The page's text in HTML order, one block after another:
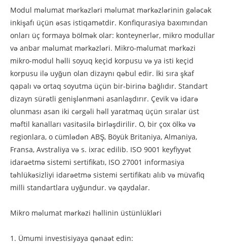
Modul məlumat mərkəzləri məlumat mərkəzlərinin gələcək
inkişafı üçün əsas istiqamətdir. Konfiqurasiya baxımından
onları üç formaya bölmək olar: konteynerlər, mikro modullar
və anbar məlumat mərkəzləri. Mikro-məlumat mərkəzi
mikro-modul həlli soyuq keçid korpusu və ya isti keçid
korpusu ilə uyğun olan dizaynı qəbul edir. İki sıra şkaf
qapalı və ortaq soyutma üçün bir-birinə bağlıdır. Standart
dizayn sürətli genişlənməni asanlaşdırır. Çevik və idarə
olunması asan iki cərgəli həll yaratmaq üçün sıralar üst
məftil kanalları vasitəsilə birləşdirilir. O, bir çox ölkə və
regionlara, o cümlədən ABŞ, Böyük Britaniya, Almaniya,
Fransa, Avstraliya və s. ixrac edilib. ISO 9001 keyfiyyət
idarəetmə sistemi sertifikatı, ISO 27001 informasiya
təhlükəsizliyi idarəetmə sistemi sertifikatı alıb və müvafiq
milli standartlara uyğundur. və qaydalar.
Mikro məlumat mərkəzi həllinin üstünlükləri
1. Ümumi investisiyaya qənaət edin: